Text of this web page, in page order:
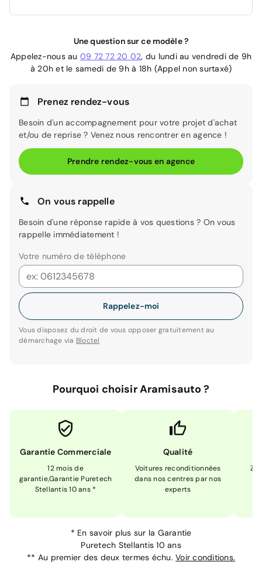
Une question sur ce modèle ?
Appelez-nous au 09 72 72 20 02, du lundi au vendredi de 9h
à 20h et le samedi de 9h à 18h (Appel non surtaxé)
Prenez rendez-vous
Besoin d'un accompagnement pour votre projet d'achat
et/ou de reprise ? Venez nous rencontrer en agence !
Prendre rendez-vous en agence
On vous rappelle
Besoin d'une réponse rapide à vos questions ? On vous
rappelle immédiatement !
Votre numéro de téléphone
Rappelez-moi
Vous disposez du droit de vous opposer gratuitement au
démarchage via Bloctel
Pourquoi choisir Aramisauto ?
Garantie Commerciale
12 mois de
garantie,Garantie Puretech
Stellantis 10 ans *
Qualité
Voitures reconditionnées
dans nos centres par nos
experts
* En savoir plus sur la Garantie
Puretech Stellantis 10 ans
** Au premier des deux termes échu. Voir conditions.